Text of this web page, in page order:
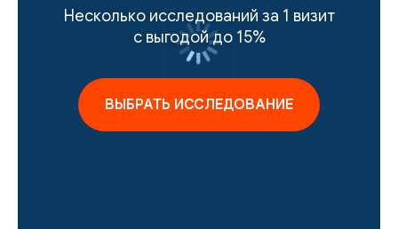
Несколько исследований за 1 визит
с выгодой до 15%
ВЫБРАТЬ ИССЛЕДОВАНИЕ